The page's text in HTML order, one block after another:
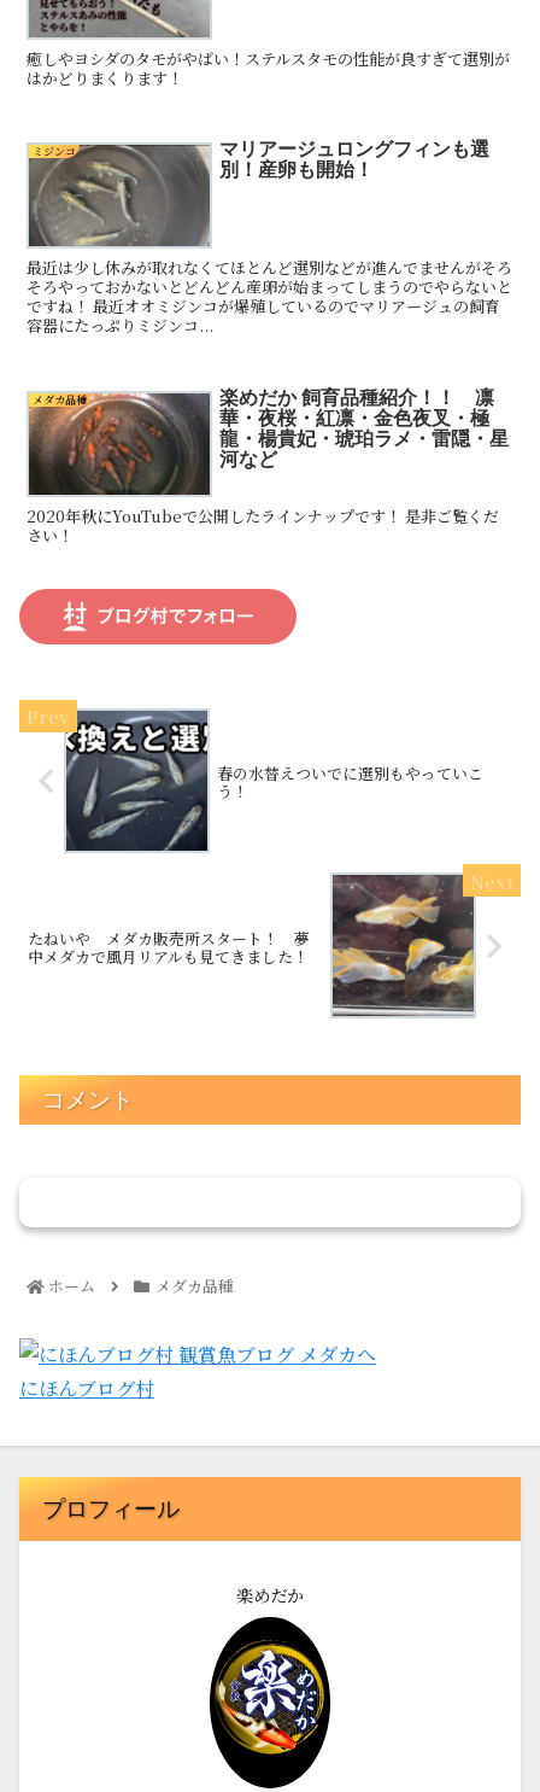
癒しやヨシダのタモがやばい！ステルスタモの性能が良すぎて選別が
はかどりまくります！
ミジンコ
マリアージュロングフィンも選
別！産卵も開始！
最近は少し休みが取れなくてほとんど選別などが進んでませんがそろ
そろやっておかないとどんどん産卵が始まってしまうのでやらないと
ですね！ 最近オオミジンコが爆殖しているのでマリアージュの飼育
容器にたっぷりミジンコ...
メダカ品種
楽めだか 飼育品種紹介！！ 凛
華・夜桜・紅凛・金色夜叉・極
龍・楊貴妃・琥珀ラメ・雷隠・星
河など
2020年秋にYouTubeで公開したラインナップです！ 是非ご覧くだ
さい！
春の水替えついでに選別もやっていこ
う！
たねいや メダカ販売所スタート！ 夢
中メダカで風月リアルも見てきました！
コメント
ホーム メダカ品種
にほんブログ村
プロフィール
楽めだか